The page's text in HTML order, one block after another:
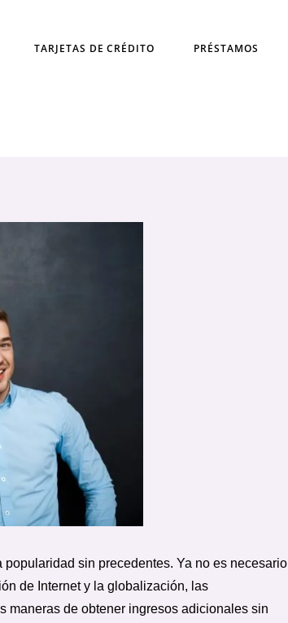
TARJETAS DE CRÉDITO PRÉSTAMOS
sin precedentes. Ya no es necesario
de Internet y la globalización, las
maneras de obtener ingresos adicionales sin